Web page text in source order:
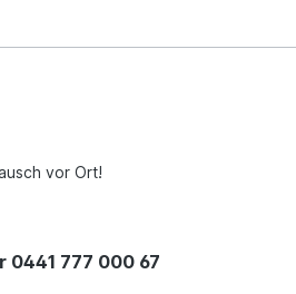
vor Ort!
0441 777 000 67